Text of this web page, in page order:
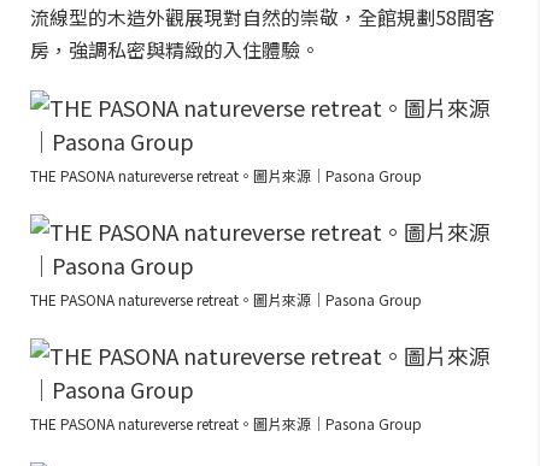
流線型的木造外觀展現對自然的崇敬，全館規劃58間客
房，強調私密與精緻的入住體驗。
THE PASONA natureverse retreat。圖片來源｜Pasona Group
THE PASONA natureverse retreat。圖片來源｜Pasona Group
THE PASONA natureverse retreat。圖片來源｜Pasona Group